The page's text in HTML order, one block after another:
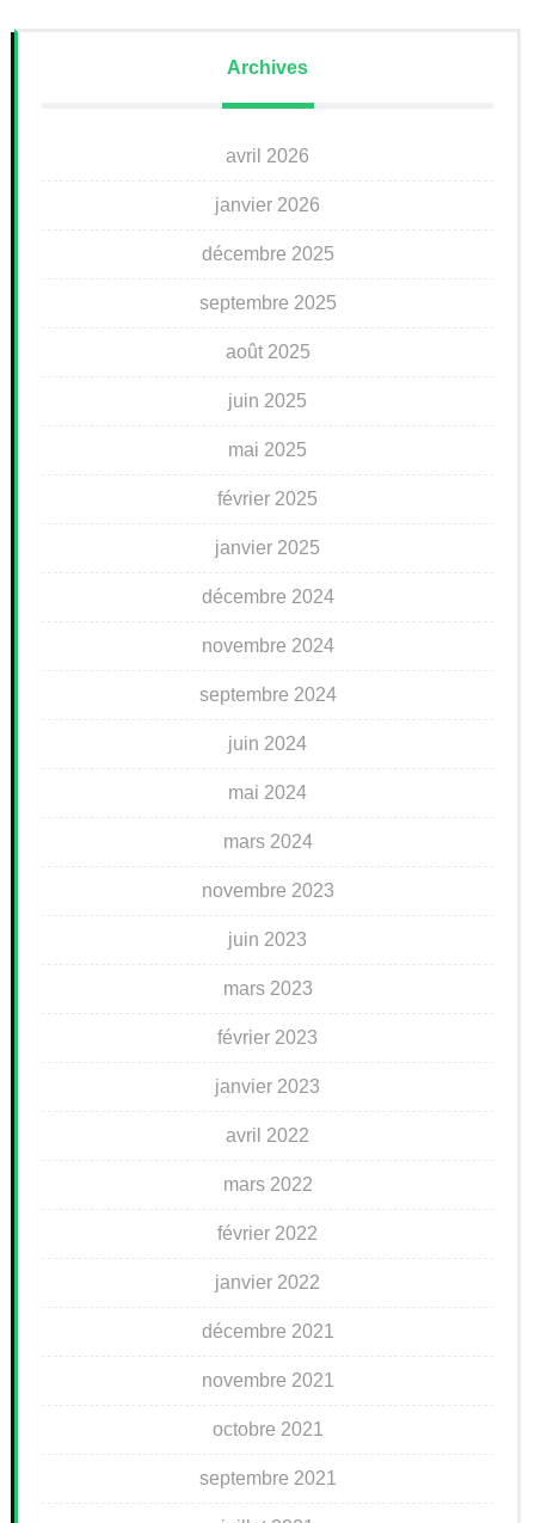
Archives
avril 2026
janvier 2026
décembre 2025
septembre 2025
août 2025
juin 2025
mai 2025
février 2025
janvier 2025
décembre 2024
novembre 2024
septembre 2024
juin 2024
mai 2024
mars 2024
novembre 2023
juin 2023
mars 2023
février 2023
janvier 2023
avril 2022
mars 2022
février 2022
janvier 2022
décembre 2021
novembre 2021
octobre 2021
septembre 2021